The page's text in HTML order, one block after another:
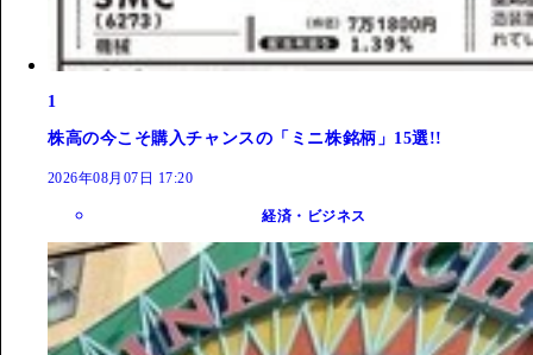
1
株高の今こそ購入チャンスの「ミニ株銘柄」15選!!
2026年08月07日 17:20
経済・ビジネス